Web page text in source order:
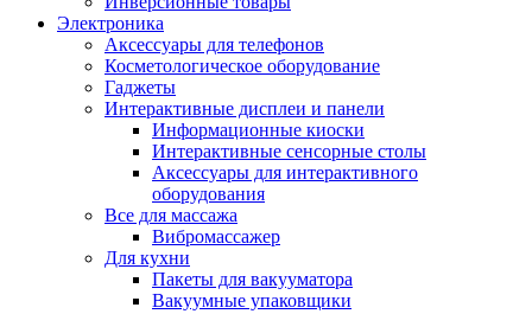
Электроника
Аксессуары для телефонов
Косметологическое оборудование
Гаджеты
Интерактивные дисплеи и панели
Информационные киоски
Интерактивные сенсорные столы
Аксессуары для интерактивного
оборудования
Все для массажа
Вибромассажер
Для кухни
Пакеты для вакууматора
Вакуумные упаковщики